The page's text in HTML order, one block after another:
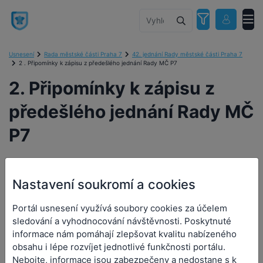
Usnesení Rada městské části Praha 7
42. jednání Rady městské části Praha 7
2 . Připomínky k zápisu z předešlého jednání Rady MČ P7
2. Připomínky k zápisu z
předešlého jednání Rady MČ
P7
2. Připomínky k zápisu z
předešlého jednání Rady MČ
P7
Nastavení soukromí a cookies
Portál usnesení využívá soubory cookies za účelem
sledování a vyhodnocování návštěvnosti. Poskytnuté
informace nám pomáhají zlepšovat kvalitu nabízeného
obsahu i lépe rozvíjet jednotlivé funkčnosti portálu.
Nebojte, informace jsou zabezpečeny a nedostane s k